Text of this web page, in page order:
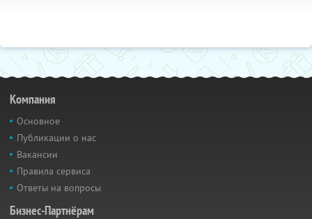
Компания
Основное
Публикации о нас
Вакансии
Правила сервиса
Ответы на вопросы
Бизнес-Партнёрам